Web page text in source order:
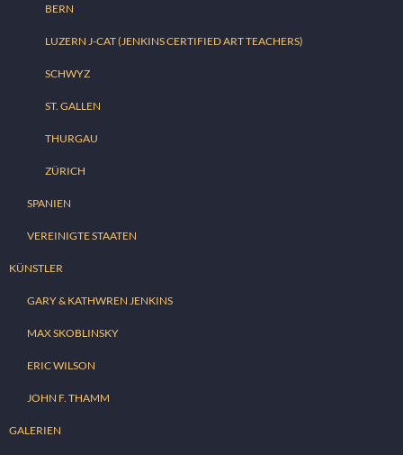
BERN
LUZERN J-CAT (JENKINS CERTIFIED ART TEACHERS)
SCHWYZ
ST. GALLEN
THURGAU
ZÜRICH
SPANIEN
VEREINIGTE STAATEN
KÜNSTLER
GARY & KATHWREN JENKINS
MAX SKOBLINSKY
ERIC WILSON
JOHN F. THAMM
GALERIEN